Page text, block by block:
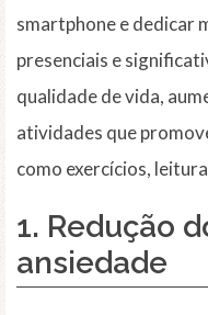
smartphone e dedicar
presenciais e
qualidade de vida,
atividades que
como exercícios,
1. Redução
ansiedade